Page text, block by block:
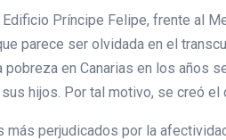
Príncipe Felipe, frente al
parece ser olvidada en el
en Canarias en los
hijos. Por tal motivo, se creó
más perjudicados por la